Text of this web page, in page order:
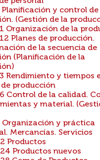
Planificación y control de
(Gestión de la
Organización de la
Planes de producción.
de la secuencia de
(Planificación de la
Rendimiento y tiempos
producción
Control de la calidad.
y material.
Organización y práctica
Mercancías. Servicios
Productos
Productos nuevos